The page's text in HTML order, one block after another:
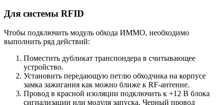
Для системы RFID
Чтобы подключить модуль обхода ИММО, необходимо
выполнить ряд действий:
Поместить дубликат транспондера в считывающее
устройство.
Установить передающую петлю обходчика на корпусе
замка зажигания как можно ближе к RF-антенне.
Провод в красной изоляции подключить к +12 В блока
сигнализации или модуля запуска. Черный провод